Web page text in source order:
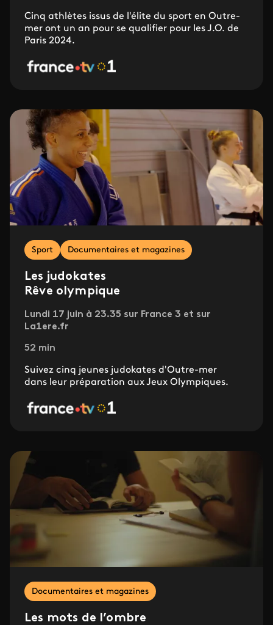
Cinq athlètes issus de l'élite du sport en Outre-
mer ont un an pour se qualifier pour les J.O. de
Paris 2024.
Sport Documentaires et magazines
Les judokates
Rêve olympique
Lundi 17 juin à 23.35 sur France 3 et sur
La1ere.fr
52 min
Suivez cinq jeunes judokates d'Outre-mer
dans leur préparation aux Jeux Olympiques.
Documentaires et magazines
Les mots de l’ombre